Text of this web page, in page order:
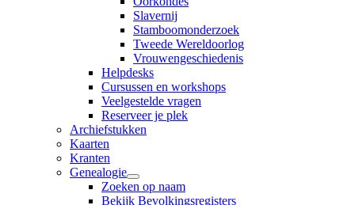
Slavernij
Stamboomonderzoek
Tweede Wereldoorlog
Vrouwengeschiedenis
Helpdesks
Cursussen en workshops
Veelgestelde vragen
Reserveer je plek
Archiefstukken
Kaarten
Kranten
Genealogie
Zoeken op naam
Bekijk Bevolkingsregisters